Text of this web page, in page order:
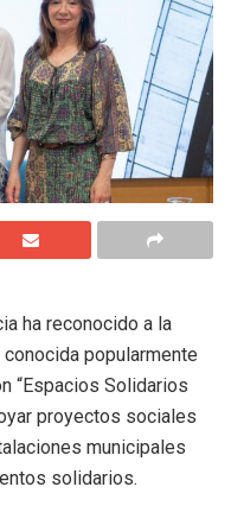
ha reconocido a la
popularmente
“Espacios Solidarios
proyectos sociales
municipales
solidarios.